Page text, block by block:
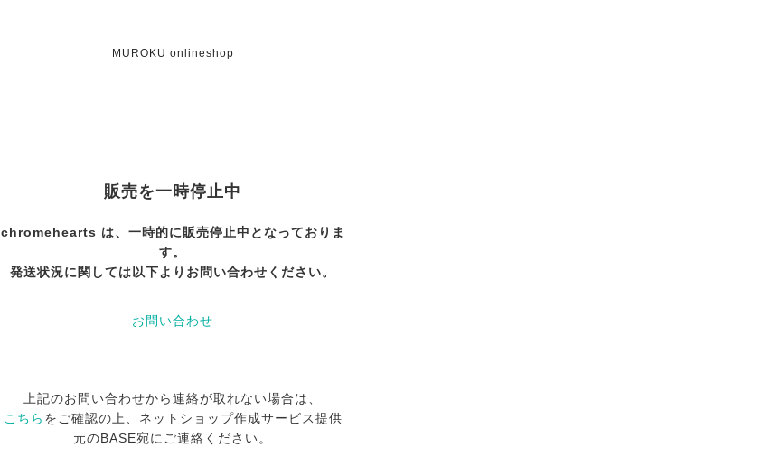
MUROKU onlineshop
販売を一時停止中
chromehearts は、一時的に販売停止中となっておりま
す。
発送状況に関しては以下よりお問い合わせください。
お問い合わせ
上記のお問い合わせから連絡が取れない場合は、
こちら をご確認の上、ネットショップ作成サービス提供
元のBASE宛にご連絡ください。